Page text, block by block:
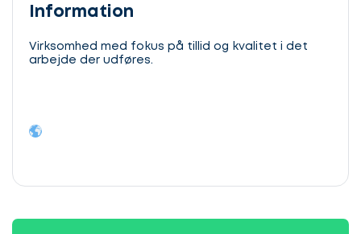
Information
Virksomhed med fokus på tillid og kvalitet i det
arbejde der udføres.